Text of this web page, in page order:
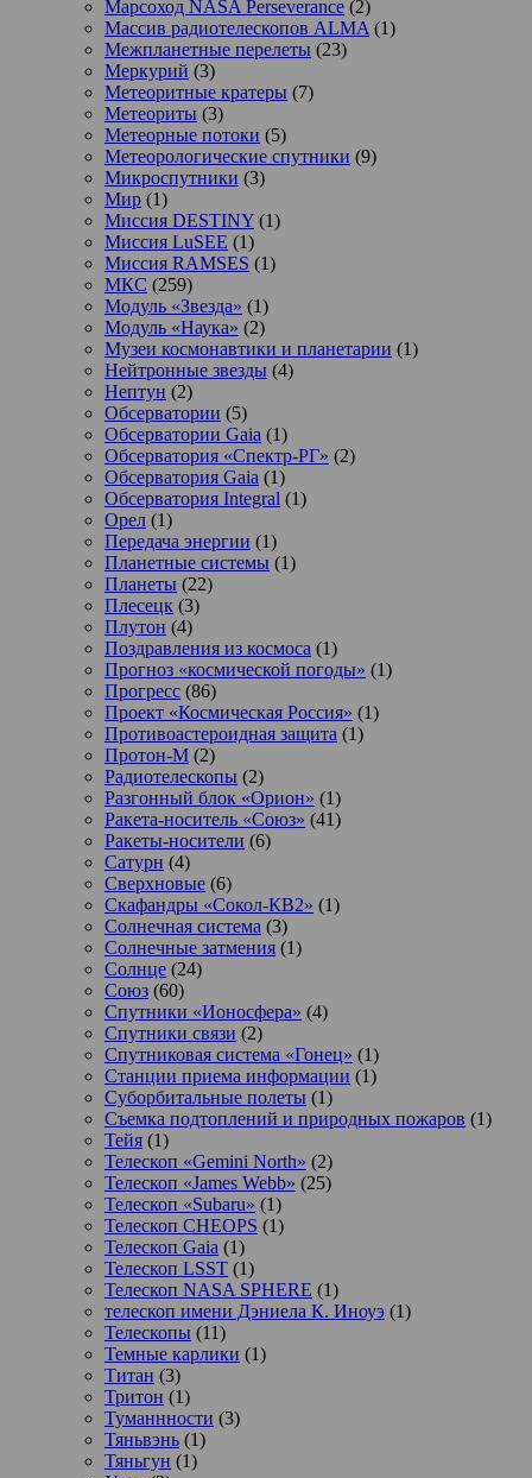
Марсоход NASA Perseverance (2)
Массив радиотелескопов ALMA (1)
Межпланетные перелеты (23)
Меркурий (3)
Метеоритные кратеры (7)
Метеориты (3)
Метеорные потоки (5)
Метеорологические спутники (9)
Микроспутники (3)
Мир (1)
Миссия DESTINY (1)
Миссия LuSEE (1)
Миссия RAMSES (1)
МКС (259)
Модуль «Звезда» (1)
Модуль «Наука» (2)
Музеи космонавтики и планетарии (1)
Нейтронные звезды (4)
Нептун (2)
Обсерватории (5)
Обсерватории Gaia (1)
Обсерватория «Спектр-РГ» (2)
Обсерватория Gaia (1)
Обсерватория Integral (1)
Орел (1)
Передача энергии (1)
Планетные системы (1)
Планеты (22)
Плесецк (3)
Плутон (4)
Поздравления из космоса (1)
Прогноз «космической погоды» (1)
Прогресс (86)
Проект «Космическая Россия» (1)
Противоастероидная защита (1)
Протон-М (2)
Радиотелескопы (2)
Разгонный блок «Орион» (1)
Ракета-носитель «Союз» (41)
Ракеты-носители (6)
Сатурн (4)
Сверхновые (6)
Скафандры «Сокол-КВ2» (1)
Солнечная система (3)
Солнечные затмения (1)
Солнце (24)
Союз (60)
Спутники «Ионосфера» (4)
Спутники связи (2)
Спутниковая система «Гонец» (1)
Станции приема информации (1)
Суборбитальные полеты (1)
Съемка подтоплений и природных пожаров (1)
Тейя (1)
Телескоп «Gemini North» (2)
Телескоп «James Webb» (25)
Телескоп «Subaru» (1)
Телескоп CHEOPS (1)
Телескоп Gaia (1)
Телескоп LSST (1)
Телескоп NASA SPHERE (1)
телескоп имени Дэниела К. Иноуэ (1)
Телескопы (11)
Темные карлики (1)
Титан (3)
Тритон (1)
Туманнности (3)
Тяньвэнь (1)
Тяньгун (1)